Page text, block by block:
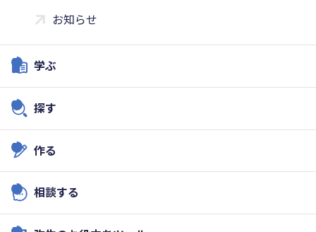
お知らせ
学ぶ
探す
作る
相談する